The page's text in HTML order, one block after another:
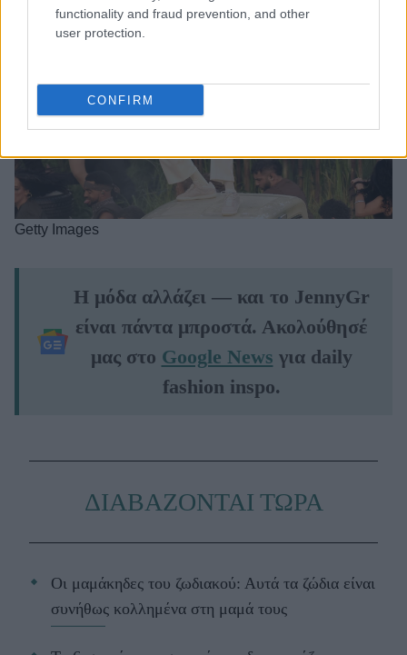
functionality and fraud prevention, and other
user protection.
CONFIRM
Getty Images
Η μόδα αλλάζει — και το JennyGr
είναι πάντα μπροστά. Ακολούθησέ
μας στο Google News για daily
fashion inspo.
ΔΙΑΒΑΖΟΝΤΑΙ ΤΩΡΑ
Οι μαμάκηδες του ζωδιακού: Αυτά τα ζώδια είναι
συνήθως κολλημένα στη μαμά τους